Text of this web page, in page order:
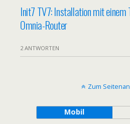
Init7 TV7: Installation mit einem
Omnia-Router
2 ANTWORTEN
Zum
Mobil